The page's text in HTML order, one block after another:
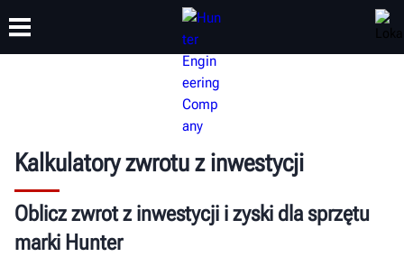
SZKOLENIA
Kalkulatory zwrotu z inwestycji
Oblicz zwrot z inwestycji i zyski dla sprzętu
marki Hunter